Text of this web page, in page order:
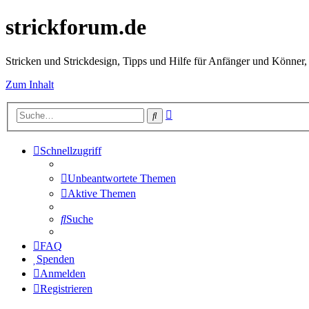
strickforum.de
Stricken und Strickdesign, Tipps und Hilfe für Anfänger und
Zum Inhalt
Suche
Schnellzugriff
Unbeantwortete Themen
Aktive Themen
Suche
FAQ
Spenden
Anmelden
Registrieren